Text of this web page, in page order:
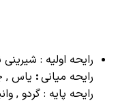
رایحه اولیه :
رایحه میانی: یاس ,
رایحه پایه : گردو ,